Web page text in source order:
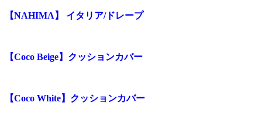
【NAHIMA】 イタリア/ドレープ
【Coco Beige】クッションカバー
【Coco White】クッションカバー